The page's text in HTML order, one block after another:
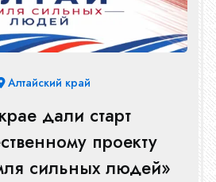
Алтайский край
дали старт
проекту
сильных людей»